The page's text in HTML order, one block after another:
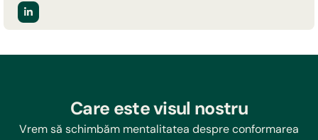
Care este visul nostru
Vrem să schimbăm mentalitatea despre conformarea